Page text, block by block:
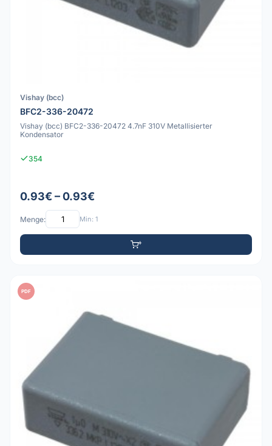
Vishay (bcc)
BFC2-336-20472
Vishay (bcc) BFC2-336-20472 4.7nF 310V Metallisierter
Kondensator
354
0.93€ – 0.93€
Menge: Min: 1
PDF